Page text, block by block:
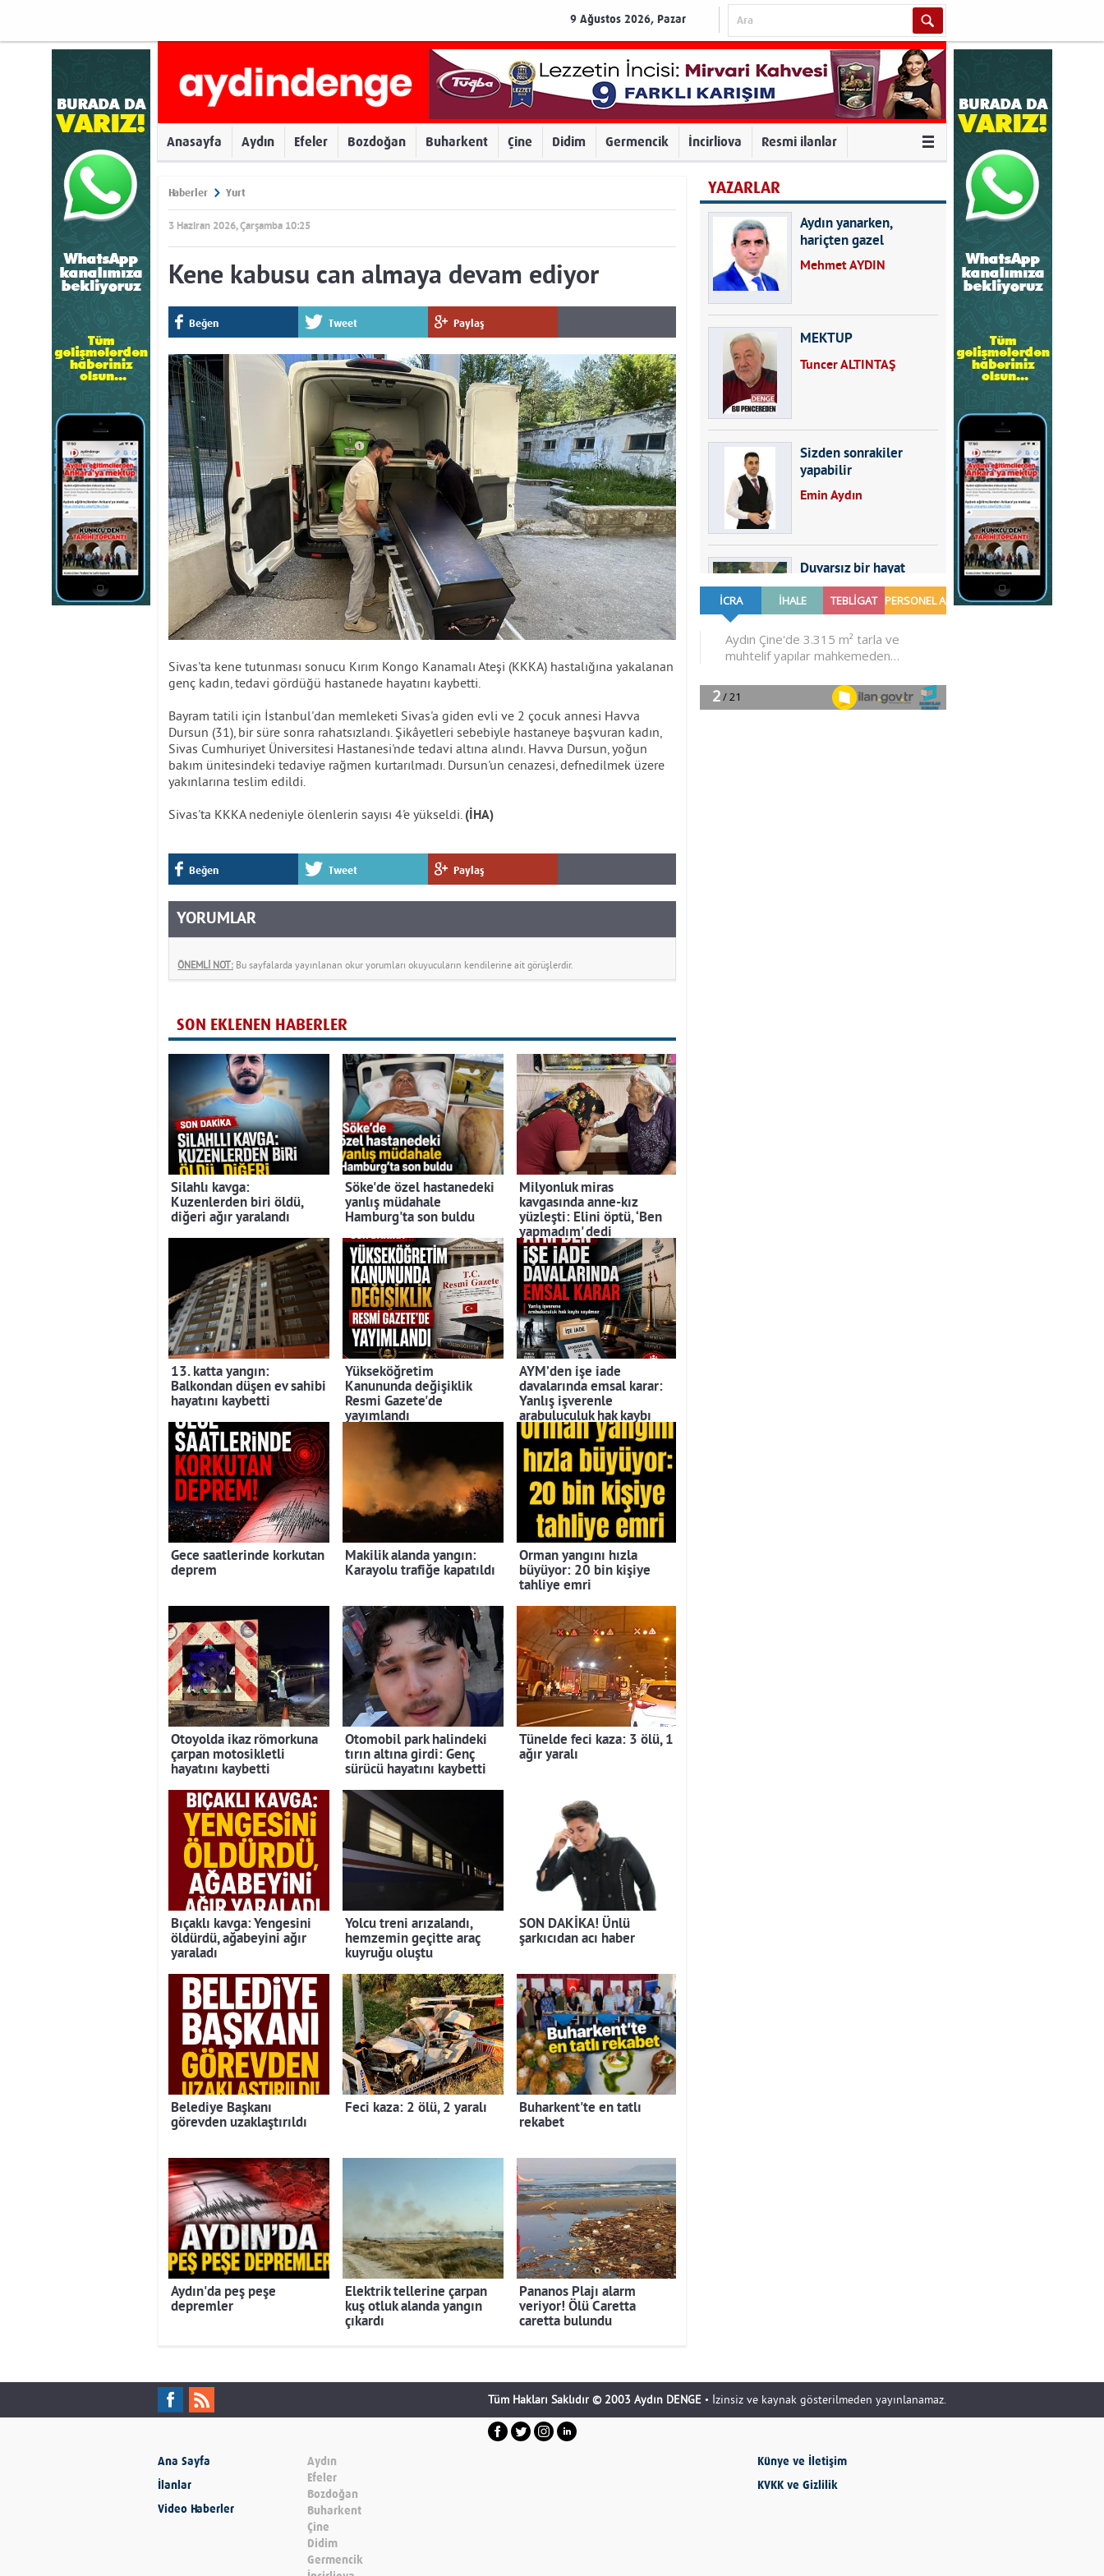
9 Ağustos 2026, Pazar
Anasayfa Aydın Efeler Bozdoğan Buharkent Çine Didim Germencik İncirliova Resmi ilanlar
Haberler Yurt
3 Haziran 2026, Çarşamba 10:25
Kene kabusu can almaya devam ediyor
Beğen Tweet Paylaş
Sivas'ta kene tutunması sonucu Kırım Kongo Kanamalı Ateşi (KKKA) hastalığına yakalanan
genç kadın, tedavi gördüğü hastanede hayatını kaybetti.
Bayram tatili için İstanbul'dan memleketi Sivas'a giden evli ve 2 çocuk annesi Havva
Dursun (31), bir süre sonra rahatsızlandı. Şikâyetleri sebebiyle hastaneye başvuran kadın,
Sivas Cumhuriyet Üniversitesi Hastanesi'nde tedavi altına alındı. Havva Dursun, yoğun
bakım ünitesindeki tedaviye rağmen kurtarılmadı. Dursun'un cenazesi, defnedilmek üzere
yakınlarına teslim edildi.
Sivas'ta KKKA nedeniyle ölenlerin sayısı 4'e yükseldi. (İHA)
Beğen Tweet Paylaş
YORUMLAR
ÖNEMLİ NOT: Bu sayfalarda yayınlanan okur yorumları okuyucuların kendilerine ait görüşlerdir.
SON EKLENEN HABERLER
Silahlı kavga:
Kuzenlerden biri öldü,
diğeri ağır yaralandı
Söke'de özel hastanedeki
yanlış müdahale
Hamburg'ta son buldu
Milyonluk miras
kavgasında anne-kız
yüzleşti: Elini öptü, ‘Ben
yapmadım' dedi
13. katta yangın:
Balkondan düşen ev sahibi
hayatını kaybetti
Yükseköğretim
Kanununda değişiklik
Resmi Gazete'de
yayımlandı
AYM’den işe iade
davalarında emsal karar:
Yanlış işverenle
arabuluculuk hak kaybı
sayılmadı
Gece saatlerinde korkutan
deprem
Makilik alanda yangın:
Karayolu trafiğe kapatıldı
Orman yangını hızla
büyüyor: 20 bin kişiye
tahliye emri
Otoyolda ikaz römorkuna
çarpan motosikletli
hayatını kaybetti
Otomobil park halindeki
tırın altına girdi: Genç
sürücü hayatını kaybetti
Tünelde feci kaza: 3 ölü, 1
ağır yaralı
Bıçaklı kavga: Yengesini
öldürdü, ağabeyini ağır
yaraladı
Yolcu treni arızalandı,
hemzemin geçitte araç
kuyruğu oluştu
SON DAKİKA! Ünlü
şarkıcıdan acı haber
Belediye Başkanı
görevden uzaklaştırıldı
Feci kaza: 2 ölü, 2 yaralı
Buharkent'te en tatlı
rekabet
Aydın'da peş peşe
depremler
Elektrik tellerine çarpan
kuş otluk alanda yangın
çıkardı
Pananos Plajı alarm
veriyor! Ölü Caretta
caretta bulundu
YAZARLAR
Aydın yanarken,
hariçten gazel
okuyarak kalpleri de
Mehmet AYDIN
MEKTUP
Tuncer ALTINTAŞ
Sizden sonrakiler
yapabilir
Emin Aydın
Duvarsız bir hayat
Furkan SARICA
GÜNDEMDE NELER
OLMALI?
KISSA’DAN HİSSE…
Tüm Hakları Saklıdır © 2003 Aydın DENGE • İzinsiz ve kaynak gösterilmeden yayınlanamaz.
Ana Sayfa
İlanlar
Video Haberler
Aydın
Efeler
Bozdoğan
Buharkent
Çine
Didim
Germencik
Künye ve İletişim
KVKK ve Gizlilik